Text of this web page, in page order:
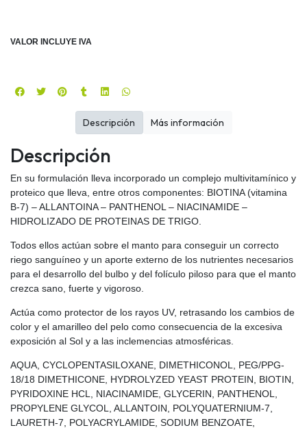
VALOR INCLUYE IVA
Descripción
En su formulación lleva incorporado un complejo multivitamínico y
proteico que lleva, entre otros componentes: BIOTINA (vitamina
B-7) – ALLANTOINA – PANTHENOL – NIACINAMIDE –
HIDROLIZADO DE PROTEINAS DE TRIGO.
Todos ellos actúan sobre el manto para conseguir un correcto
riego sanguíneo y un aporte externo de los nutrientes necesarios
para el desarrollo del bulbo y del folículo piloso para que el manto
crezca sano, fuerte y vigoroso.
Actúa como protector de los rayos UV, retrasando los cambios de
color y el amarilleo del pelo como consecuencia de la excesiva
exposición al Sol y a las inclemencias atmosféricas.
AQUA, CYCLOPENTASILOXANE, DIMETHICONOL, PEG/PPG-
18/18 DIMETHICONE, HYDROLYZED YEAST PROTEIN, BIOTIN,
PYRIDOXINE HCL, NIACINAMIDE, GLYCERIN, PANTHENOL,
PROPYLENE GLYCOL, ALLANTOIN, POLYQUATERNIUM-7,
LAURETH-7, POLYACRYLAMIDE, SODIUM BENZOATE,
Descripción Más información